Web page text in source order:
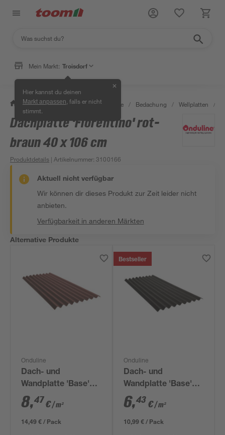
Mein Markt: Troisdorf
Hier kannst du deinen
Markt anpassen , falls er nicht
stimmt.
✕
/ Bauen & Renovieren / Baustoffe / Bedachung / Wellplatten /
Dachplatte 'Fiorentino' rot-
braun 40 x 106 cm
Produktdetails | Artikelnummer:3100166
Aktuell nicht verfügbar
Wir können dir dieses Produkt zur Zeit leider nicht
anbieten.
Verfügbarkeit in anderen Märkten
Alternative Produkte
Onduline
Dach- und
Wandplatte 'Base'
rot 200 x 85,5 x 0,26
cm
8,47€/ m²
14,49 € / Pack
Bestseller
Onduline
Dach- und
Wandplatte 'Base'
schwarz 200 x 85,5 x
0,26 cm
6,43 €/ m²
10,99 € / Pack